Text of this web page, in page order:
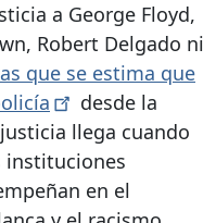
a George Floyd,
Robert Delgado ni
que se estima que
desde la
llega cuando
instituciones
en el